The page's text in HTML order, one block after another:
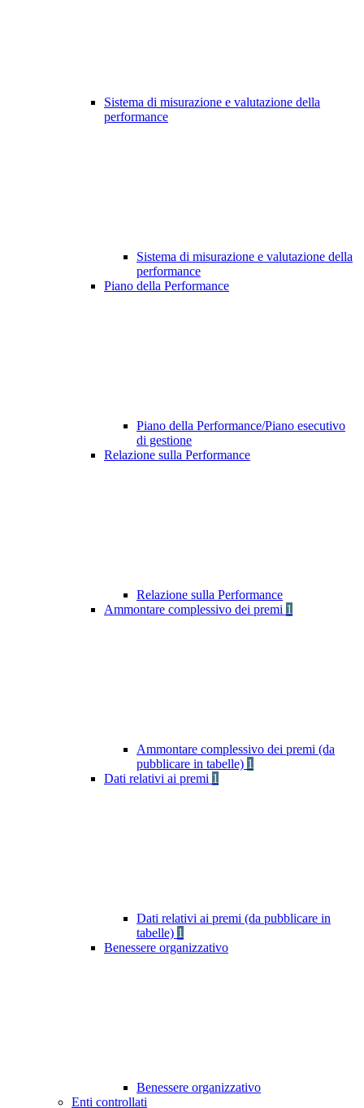
Sistema di misurazione e valutazione della
performance
Sistema di misurazione e valutazione della
performance
Piano della Performance
Piano della Performance/Piano esecutivo
di gestione
Relazione sulla Performance
Relazione sulla Performance
Ammontare complessivo dei premi 1
Ammontare complessivo dei premi (da
pubblicare in tabelle) 1
Dati relativi ai premi 1
Dati relativi ai premi (da pubblicare in
tabelle) 1
Benessere organizzativo
Benessere organizzativo
Enti controllati